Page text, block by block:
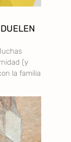
(y
la familia